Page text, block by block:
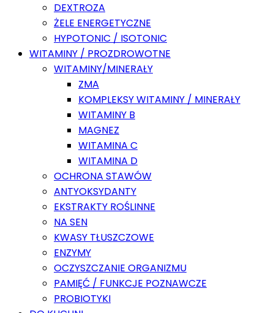
DEXTROZA
ŻELE ENERGETYCZNE
HYPOTONIC / ISOTONIC
WITAMINY / PROZDROWOTNE
WITAMINY/MINERAŁY
ZMA
KOMPLEKSY WITAMINY / MINERAŁY
WITAMINY B
MAGNEZ
WITAMINA C
WITAMINA D
OCHRONA STAWÓW
ANTYOKSYDANTY
EKSTRAKTY ROŚLINNE
NA SEN
KWASY TŁUSZCZOWE
ENZYMY
OCZYSZCZANIE ORGANIZMU
PAMIĘĆ / FUNKCJE POZNAWCZE
PROBIOTYKI